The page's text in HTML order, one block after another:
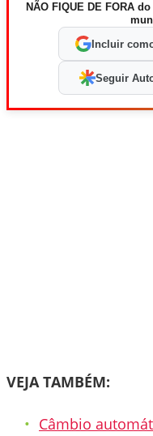
NÃO FIQUE DE FORA
Incluir
Seguir
VEJA TAMBÉM:
Câmbio